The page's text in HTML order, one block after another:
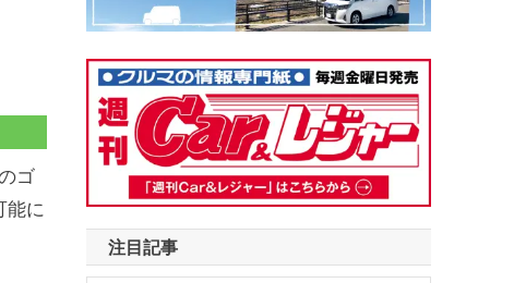
ゴ
能に
注目記事